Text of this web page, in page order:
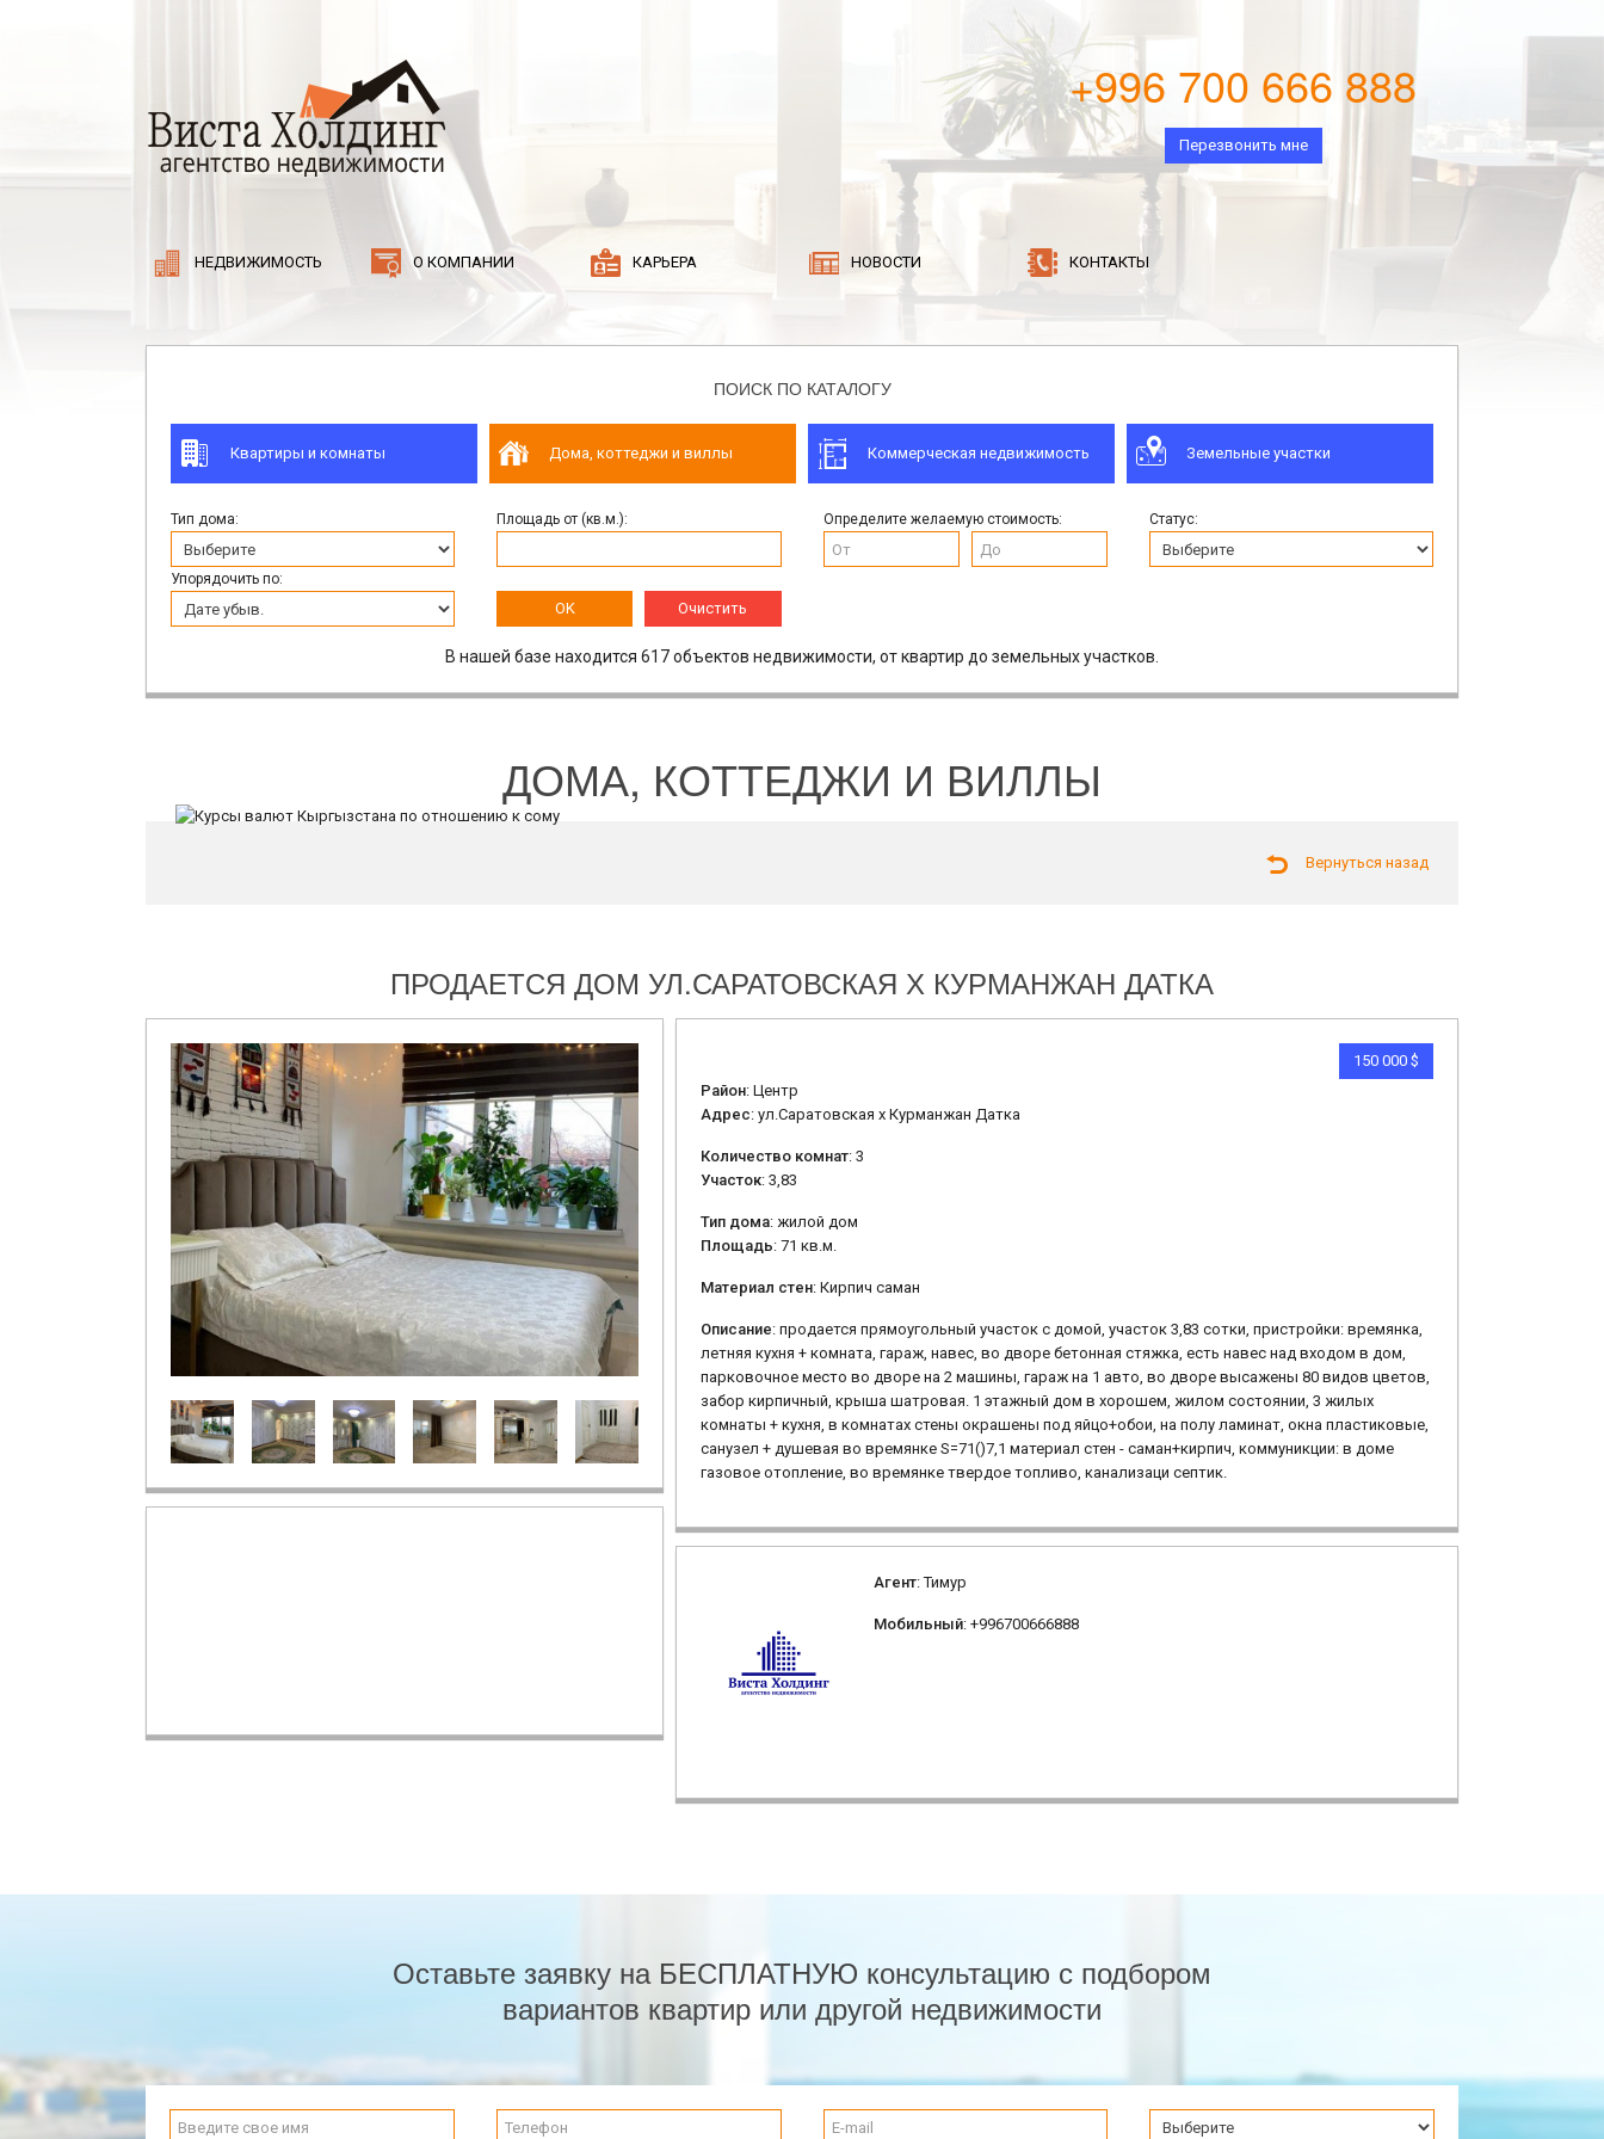
+996 700 666 888
Перезвонить мне
НЕДВИЖИМОСТЬ О КОМПАНИИ КАРЬЕРА НОВОСТИ КОНТАКТЫ
ПОИСК ПО КАТАЛОГУ
Квартиры и комнаты Дома, коттеджи и виллы Коммерческая недвижимость Земельные участки
Тип дома: Площадь от (кв.м.): Определите желаемую стоимость: Статус:
Упорядочить по:
OK Очистить
В нашей базе находится 617 объектов недвижимости, от квартир до земельных участков.
ДОМА, КОТТЕДЖИ И ВИЛЛЫ
Вернуться назад
ПРОДАЕТСЯ ДОМ УЛ.САРАТОВСКАЯ Х КУРМАНЖАН ДАТКА
150 000 $
Район: Центр
Адрес: ул.Саратовская х Курманжан Датка
Количество комнат: 3
Участок: 3,83
Тип дома: жилой дом
Площадь: 71 кв.м.
Материал стен: Кирпич саман
Описание: продается прямоугольный участок с домой, участок 3,83 сотки, пристройки: времянка,
летняя кухня + комната, гараж, навес, во дворе бетонная стяжка, есть навес над входом в дом,
парковочное место во дворе на 2 машины, гараж на 1 авто, во дворе высажены 80 видов цветов,
забор кирпичный, крыша шатровая. 1 этажный дом в хорошем, жилом состоянии, 3 жилых
комнаты + кухня, в комнатах стены окрашены под яйцо+обои, на полу ламинат, окна пластиковые,
санузел + душевая во времянке S=71()7,1 материал стен - саман+кирпич, коммуникции: в доме
газовое отопление, во времянке твердое топливо, канализаци септик.
Агент: Тимур
Мобильный: +996700666888
Оставьте заявку на БЕСПЛАТНУЮ консультацию с подбором
вариантов квартир или другой недвижимости